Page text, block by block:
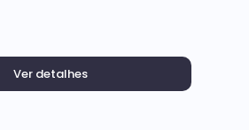
Ver detalhes